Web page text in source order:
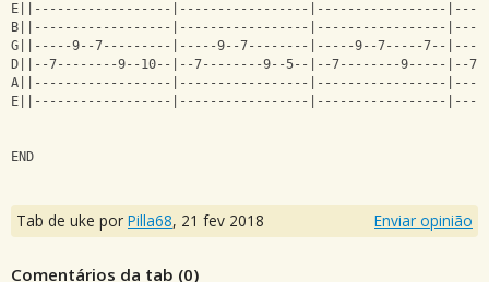
E||------------------|-----------------|-----------------
B||------------------|-----------------|-----------------
G||-----9--7---------|-----9--7--------|-----9--7-----7--
D||--7--------9--10--|--7--------9--5--|--7--------9-----|--
A||------------------|-----------------|-----------------
E||------------------|-----------------|-----------------
END
Tab de uke por Pilla68, 21 fev 2018 Enviar opinião
Comentários da tab (0)